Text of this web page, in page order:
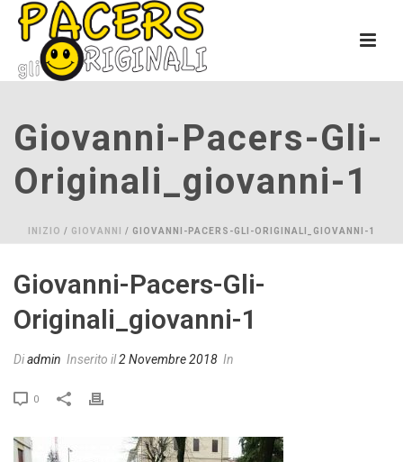
Giovanni-Pacers-Gli-
Originali_giovanni-1
INIZIO / GIOVANNI / GIOVANNI-PACERS-GLI-ORIGINALI_GIOVANNI-1
Giovanni-Pacers-Gli-
Originali_giovanni-1
Diadmin Inserito il2 Novembre 2018 In
0